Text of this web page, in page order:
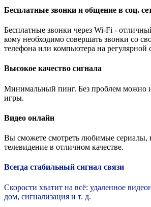
Бесплатные звонки и общение в соц.
Бесплатные звонки через Wi-Fi -
кому необходимо совершать звонки со
телефона или компьютера на регулярной
Высокое качество сигнала
Минимальный пинг. Без проблем можно
игры.
Видео онлайн
Вы сможете смотреть любимые сериалы,
телевидение в отличном качестве.
Всегда стабильный сигнал связи
Скорости хватит на всё: удаленное
дом, сигнализация и т. д.